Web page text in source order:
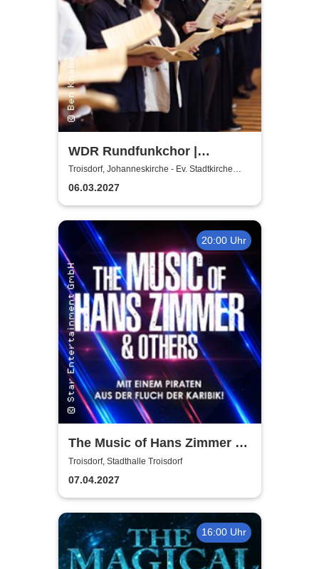
WDR Rundfunkchor |
Kommissar Krächz in der
Kirche
Troisdorf, Johanneskirche - Ev. Stadtkirche
Troisdorf
06.03.2027
20:00 Uhr
The Music of Hans Zimmer &
Others - A Celebration of Film
Music
Troisdorf, Stadthalle Troisdorf
07.04.2027
16:00 Uhr